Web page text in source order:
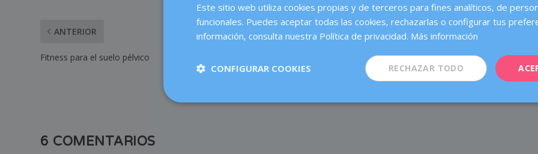
ANTERIOR
Fitness para el suelo pélvico
¿Usas la talla de sujetador que necesitas?
aciertas… o
6 COMENTARIOS
Este sitio web utiliza cookies propias y de terceros para fines analíticos, de
funcionales. Puedes aceptar todas las cookies, rechazarlas o configurar tus
información, consulta nuestra Política de privacidad. Más información
RECHAZAR TODO
CONFIGURAR COOKIES